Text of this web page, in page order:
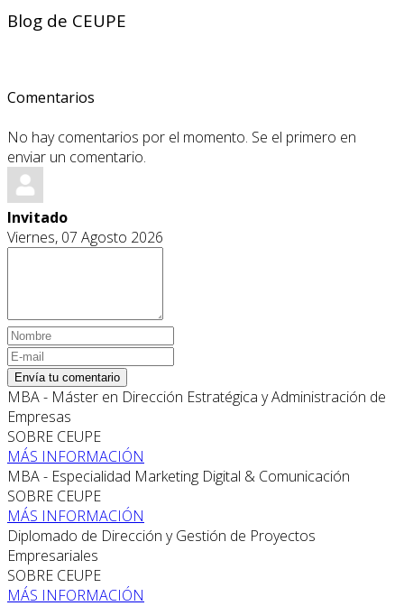
Blog de CEUPE
Comentarios
No hay comentarios por el momento. Se el primero en
enviar un comentario.
Invitado
Viernes, 07 Agosto 2026
Envía tu comentario
MBA - Máster en Dirección Estratégica y Administración de
Empresas
SOBRE CEUPE
MÁS INFORMACIÓN
MBA - Especialidad Marketing Digital & Comunicación
SOBRE CEUPE
MÁS INFORMACIÓN
Diplomado de Dirección y Gestión de Proyectos
Empresariales
SOBRE CEUPE
MÁS INFORMACIÓN